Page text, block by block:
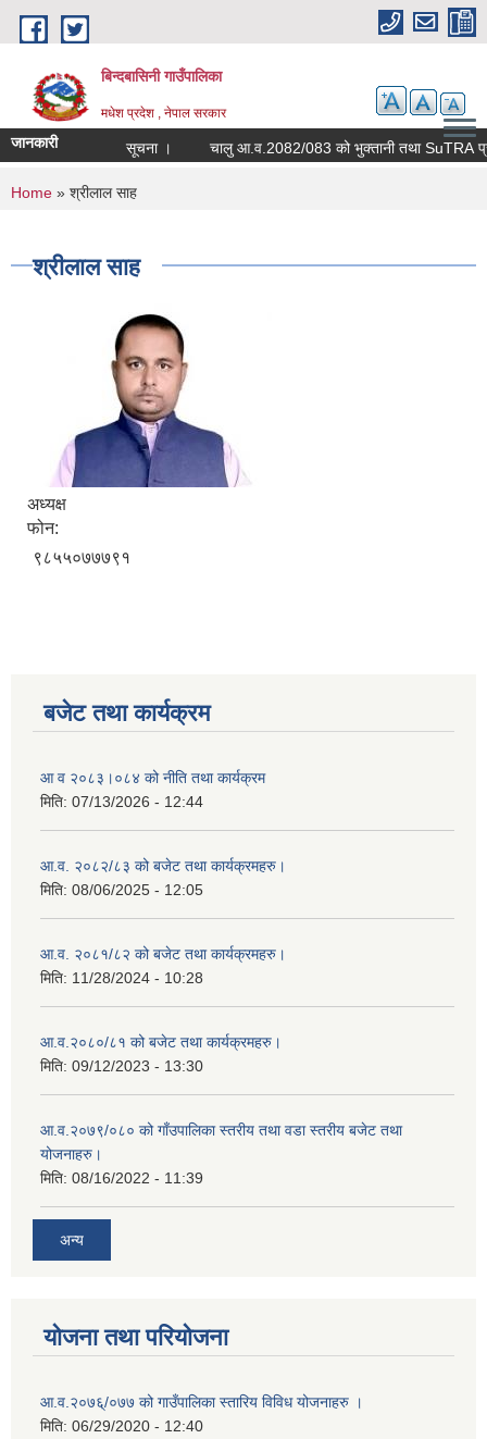
Skip to main content
बिन्दबासिनी गाउँपालिका
मधेश प्रदेश , नेपाल सरकार
जानकारी सूचना । चालु
You are here
Home » श्रीलाल साह
श्रीलाल साह
अध्यक्ष
फोन:
९८५५०७७७९१
बजेट तथा कार्यक्रम
आ व २०८३।०८४ को नीति तथा कार्यक्रम
मिति: 07/13/2026 - 12:44
आ.व. २०८२/८३ को बजेट तथा कार्यक्रमहरु।
मिति: 08/06/2025 - 12:05
आ.व. २०८१/८२ को बजेट तथा कार्यक्रमहरु।
मिति: 11/28/2024 - 10:28
आ.व.२०८०/८१ को बजेट तथा कार्यक्रमहरु।
मिति: 09/12/2023 - 13:30
आ.व.२०७९/०८० को गाँउपालिका स्तरीय तथा वडा स्तरीय बजेट तथा
योजनाहरु।
मिति: 08/16/2022 - 11:39
अन्य
योजना तथा परियोजना
आ.व.२०७६्/०७७ को गाउँपालिका स्तारिय विविध योजनाहरु ।
मिति: 06/29/2020 - 12:40